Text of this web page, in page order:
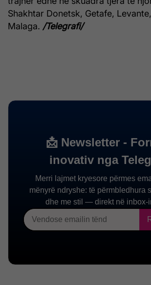
Shakhtar Donetsk, Getafe,
Malaga. /Telegrafi/